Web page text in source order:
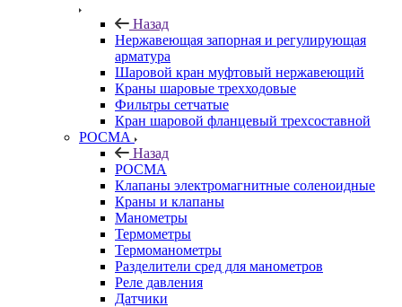
Назад
Нержавеющая запорная и регулирующая
арматура
Шаровой кран муфтовый нержавеющий
Краны шаровые трехходовые
Фильтры сетчатые
Кран шаровой фланцевый трехсоставной
РОСМА
Назад
РОСМА
Клапаны электромагнитные соленоидные
Краны и клапаны
Манометры
Термометры
Термоманометры
Разделители сред для манометров
Реле давления
Датчики